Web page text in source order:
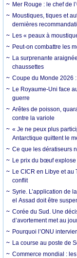
Mer Rouge : le chef de
Moustiques, tiques et
dernières
Les « peaux à
Peut-on combattre les
La surprenante
chaussettes
Coupe du Monde 2026
Le Royaume-Uni face
guerre
Arêtes de poisson,
contre la variole
« Je ne peux plus
Antarctique quittent le
Ce que les dératiseurs
Le prix du bœuf
Le CICR en Libye et au
conflit
Syrie. L’application de
el Assad doit être
Corée du Sud. Une
d’avortement met au
Pourquoi l’ONU
La course au poste de
Commerce mondial :